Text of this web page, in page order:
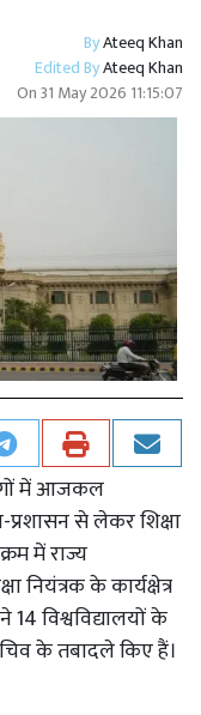
ByAteeq Khan
Edited ByAteeq Khan
On31 May 2026 11:15:07
में आजकल
प्रशासन से लेकर शिक्षा
में राज्य
नियंत्रक के कार्यक्षेत्र
विश्वविद्यालयों के
के तबादले किए हैं।